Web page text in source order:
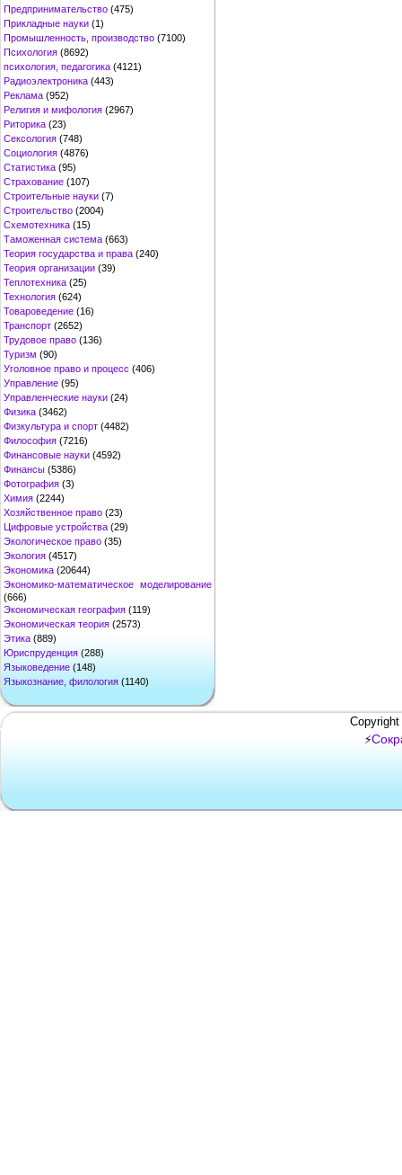
Предпринимательство (475)
Прикладные науки (1)
Промышленность, производство (7100)
Психология (8692)
психология, педагогика (4121)
Радиоэлектроника (443)
Реклама (952)
Религия и мифология (2967)
Риторика (23)
Сексология (748)
Социология (4876)
Статистика (95)
Страхование (107)
Строительные науки (7)
Строительство (2004)
Схемотехника (15)
Таможенная система (663)
Теория государства и права (240)
Теория организации (39)
Теплотехника (25)
Технология (624)
Товароведение (16)
Транспорт (2652)
Трудовое право (136)
Туризм (90)
Уголовное право и процесс (406)
Управление (95)
Управленческие науки (24)
Физика (3462)
Физкультура и спорт (4482)
Философия (7216)
Финансовые науки (4592)
Финансы (5386)
Фотография (3)
Химия (2244)
Хозяйственное право (23)
Цифровые устройства (29)
Экологическое право (35)
Экология (4517)
Экономика (20644)
Экономико-математическое моделирование
(666)
Экономическая география (119)
Экономическая теория (2573)
Этика (889)
Юриспруденция (288)
Языковедение (148)
Языкознание, филология (1140)
⚡